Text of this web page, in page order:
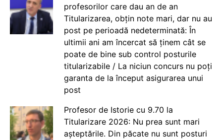
profesorilor care dau an de an
Titularizarea, obțin note mari, dar nu au
post pe perioadă nedeterminată: În
ultimii ani am încercat să ținem cât se
poate de bine sub control posturile
titularizabile / La niciun concurs nu poți
garanta de la început asigurarea unui
post
Profesor de Istorie cu 9.70 la
Titularizare 2026: Nu prea sunt mari
așteptările. Din păcate nu sunt posturi